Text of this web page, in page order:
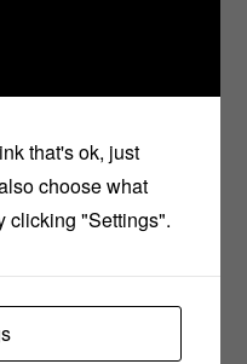
ΑΝΘΌΝΕΡΟ
(WITCH
HAZEL)
3,50€ – 6,50€
that's ok, just
choose what
clicking "Settings".